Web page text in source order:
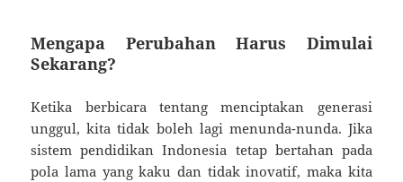
Mengapa Perubahan Harus Dimulai
Sekarang?
Ketika berbicara tentang menciptakan generasi
unggul, kita tidak boleh lagi menunda-nunda. Jika
sistem pendidikan Indonesia tetap bertahan pada
pola lama yang kaku dan tidak inovatif, maka kita